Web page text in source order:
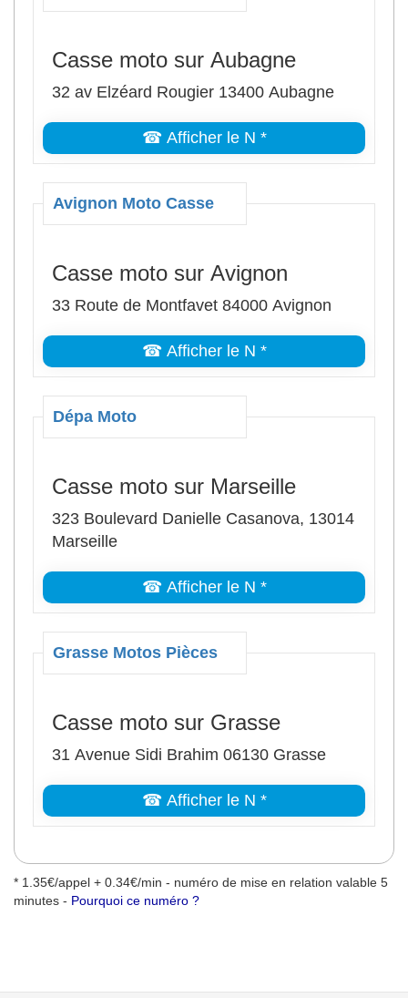
Casse moto sur Aubagne
32 av Elzéard Rougier 13400 Aubagne
☎ Afficher le N *
Avignon Moto Casse
Casse moto sur Avignon
33 Route de Montfavet 84000 Avignon
☎ Afficher le N *
Dépa Moto
Casse moto sur Marseille
323 Boulevard Danielle Casanova, 13014
Marseille
☎ Afficher le N *
Grasse Motos Pièces
Casse moto sur Grasse
31 Avenue Sidi Brahim 06130 Grasse
☎ Afficher le N *
* 1.35€/appel + 0.34€/min - numéro de mise en relation valable 5
minutes - Pourquoi ce numéro ?